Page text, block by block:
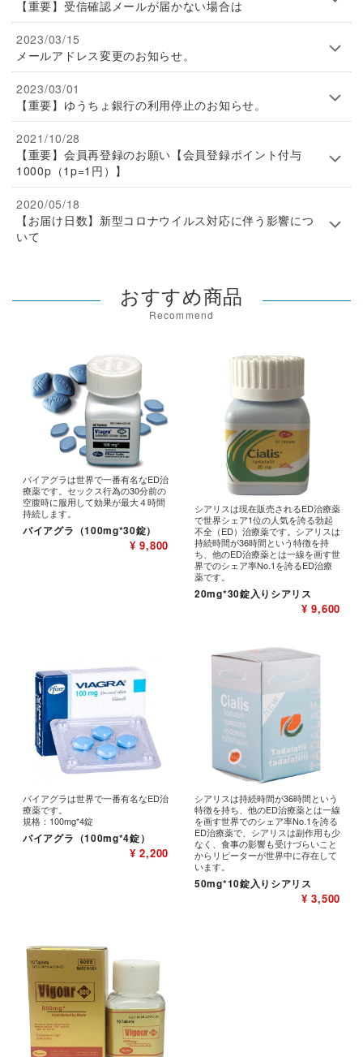
【重要】受信確認メールが届かない場合は
2023/03/15
メールアドレス変更のお知らせ。
2023/03/01
【重要】ゆうちょ銀行の利用停止のお知らせ。
2021/10/28
【重要】会員再登録のお願い【会員登録ポイント付与
1000p（1p=1円）】
2020/05/18
【お届け日数】新型コロナウイルス対応に伴う影響につ
いて
おすすめ商品
Recommend
バイアグラは世界で一番有名なED治
療薬です。セックス行為の30分前の
空腹時に服用して効果が最大４時間
持続します。
バイアグラ（100mg*30錠）
¥ 9,800
シアリスは現在販売されるED治療薬
で世界シェア1位の人気を誇る勃起
不全（ED）治療薬です。シアリスは
持続時間が36時間という特徴を持
ち、他のED治療薬とは一線を画す世
界でのシェア率No.1を誇るED治療
薬です。
20mg*30錠入りシアリス
¥ 9,600
バイアグラは世界で一番有名なED治
療薬です。
規格：100mg*4錠
バイアグラ（100mg*4錠）
¥ 2,200
シアリスは持続時間が36時間という
特徴を持ち、他のED治療薬とは一線
を画す世界でのシェア率No.1を誇る
ED治療薬で、シアリスは副作用も少
なく、食事の影響も受けづらいこと
からリピーターが世界中に存在して
います。
50mg*10錠入りシアリス
¥ 3,500